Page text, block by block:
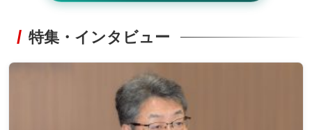
特集・インタビュー